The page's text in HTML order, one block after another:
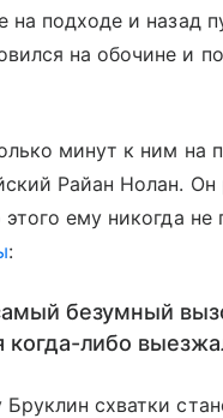
на подходе и назад
на обочине и
минут к ним на
Райан Нолан. Он
ему никогда не
:
безумный
когда-либо
схватки